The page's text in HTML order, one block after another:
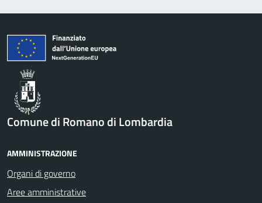
Comune di Romano di Lombardia
AMMINISTRAZIONE
Organi di governo
Aree amministrative